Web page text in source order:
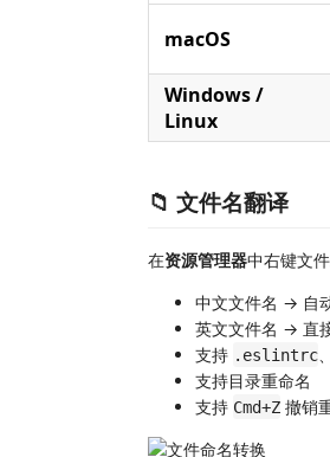
macOS
Windows /
Linux
📁 文件名翻译
在资源管理器中右键文
中文文件名 → 自
英文文件名 → 直
支持 .eslintrc
支持目录重命名
支持 Cmd+Z 撤销